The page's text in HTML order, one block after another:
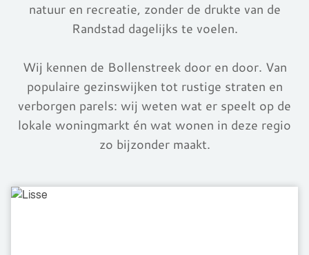
natuur en recreatie, zonder de drukte van de
Randstad dagelijks te voelen.
Wij kennen de Bollenstreek door en door. Van
populaire gezinswijken tot rustige straten en
verborgen parels: wij weten wat er speelt op de
lokale woningmarkt én wat wonen in deze regio
zo bijzonder maakt.
Lisse